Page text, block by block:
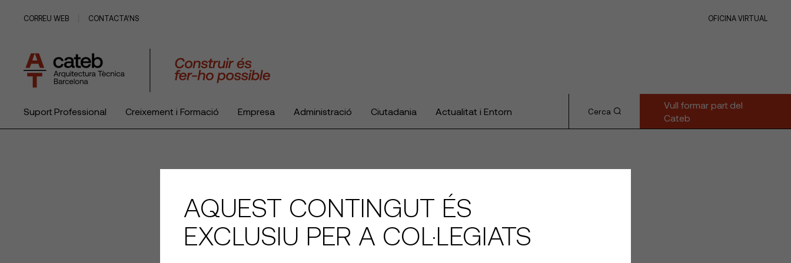
CORREU WEB CONTACTA’NS OFICINA VIRTUAL
Suport Professional Creixement i Formació Empresa Administració Ciutadania Actualitat i Entorn Cerca
Vull formar part del
Cateb
AQUEST CONTINGUT ÉS
EXCLUSIU PER A COL·LEGIATS